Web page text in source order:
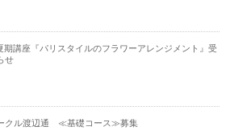
期講座『パリスタイルのフラワーアレンジメント』受
せ
クル渡辺通 ≪基礎コース≫募集